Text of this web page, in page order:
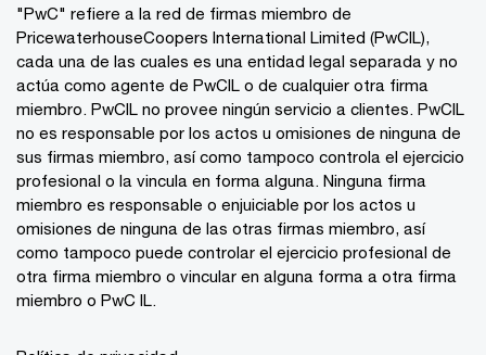
"PwC" refiere a la red de firmas miembro de
PricewaterhouseCoopers International Limited (PwCIL),
cada una de las cuales es una entidad legal separada y no
actúa como agente de PwCIL o de cualquier otra firma
miembro. PwCIL no provee ningún servicio a clientes. PwCIL
no es responsable por los actos u omisiones de ninguna de
sus firmas miembro, así como tampoco controla el ejercicio
profesional o la vincula en forma alguna. Ninguna firma
miembro es responsable o enjuiciable por los actos u
omisiones de ninguna de las otras firmas miembro, así
como tampoco puede controlar el ejercicio profesional de
otra firma miembro o vincular en alguna forma a otra firma
miembro o PwC IL.